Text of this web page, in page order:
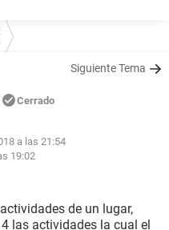
Siguiente Tema
Cerrado
a las 21:54
19:02
de un lugar,
las actividades la cual el